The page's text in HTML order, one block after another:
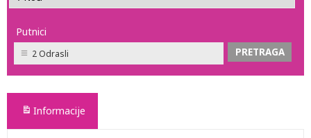
Putnici
2 Odrasli
Informacije